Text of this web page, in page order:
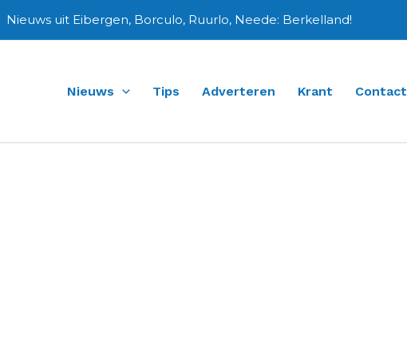
Nieuws uit Eibergen, Borculo, Ruurlo, Neede: Berkelland!
Nieuws Tips Adverteren Krant Contact